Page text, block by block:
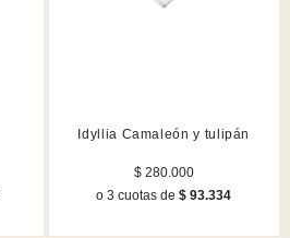
Idyllia Camaleón y tulipán
$ 280.000
o 3 cuotas de$ 93.334